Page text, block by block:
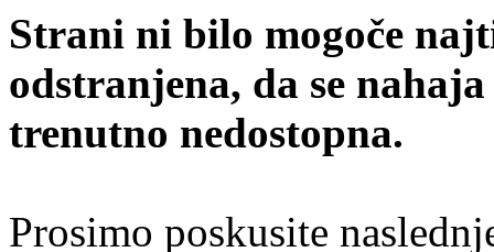
Strani ni bilo mogoče
odstranjena, da se
trenutno nedostopna.
Prosimo poskusite